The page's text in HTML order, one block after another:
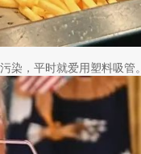
染，平时就爱用塑料吸管。